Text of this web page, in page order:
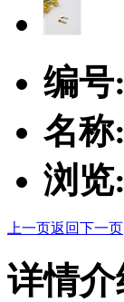
编号:
名称:
浏览:
上一页返回下一页
详情介